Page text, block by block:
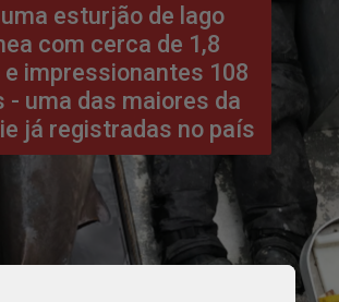
esturjão de lago
com cerca de 1,8
impressionantes 108
- uma das maiores da
já registradas no país